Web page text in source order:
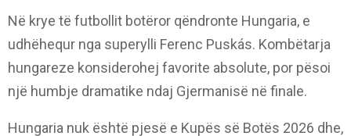
Në krye të futbollit botëror qëndronte Hungaria, e
udhëhequr nga superylli Ferenc Puskás. Kombëtarja
hungareze konsiderohej favorite absolute, por pësoi
një humbje dramatike ndaj Gjermanisë në finale.
Hungaria nuk është pjesë e Kupës së Botës 2026 dhe,